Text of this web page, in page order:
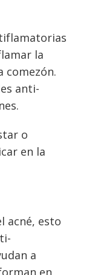
la
comezón.
anti-
o
en la
acné, esto
a
en